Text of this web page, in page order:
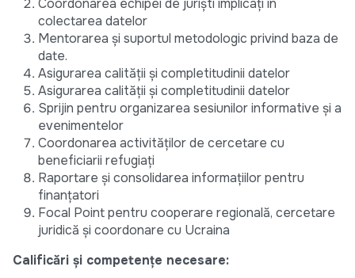
Coordonarea echipei de juriști implicați în
colectarea datelor
Mentorarea și suportul metodologic privind baza de
date.
Asigurarea calității și completitudinii datelor
Asigurarea calității și completitudinii datelor
Sprijin pentru organizarea sesiunilor informative și a
evenimentelor
Coordonarea activităților de cercetare cu
beneficiarii refugiați
Raportare și consolidarea informațiilor pentru
finanțatori
Focal Point pentru cooperare regională, cercetare
juridică și coordonare cu Ucraina
Calificări și competențe necesare: